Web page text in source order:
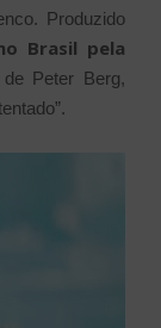
Produzido
Brasil pela
Peter Berg,